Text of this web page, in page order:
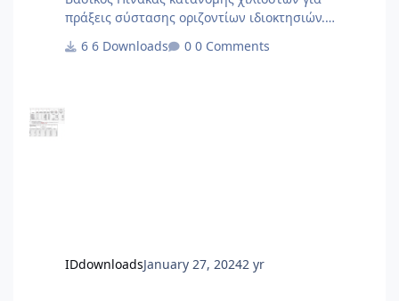
πράξεις σύστασης οριζοντίων ιδιοκτησιών.
δικό σας
6 Downloads 0 Comments
IDdownloadsJanuary 27, 20242 yr